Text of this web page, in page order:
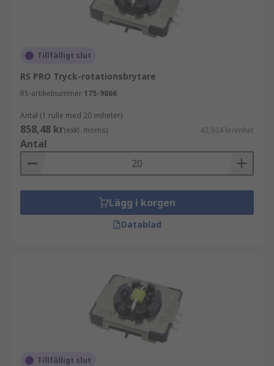
Tillfälligt slut
RS PRO Tryck-rotationsbrytare
RS-artikelnummer 175-9866
Antal (1 rulle med 20 enheter)
858,48 kr(exkl. moms) 42,924 kr/enhet
Antal
Lägg i korgen
Datablad
Tillfälligt slut